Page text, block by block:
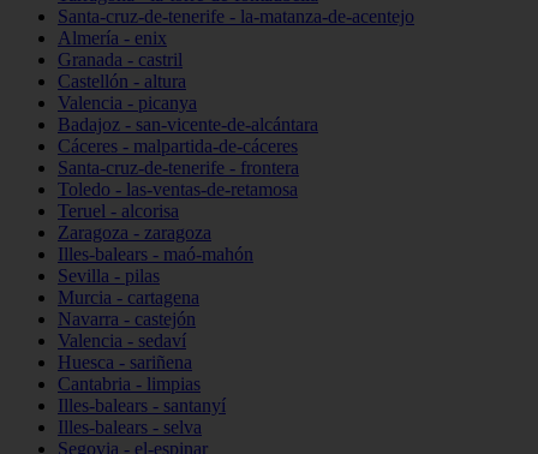
Santa-cruz-de-tenerife - la-matanza-de-acentejo
Almería - enix
Granada - castril
Castellón - altura
Valencia - picanya
Badajoz - san-vicente-de-alcántara
Cáceres - malpartida-de-cáceres
Santa-cruz-de-tenerife - frontera
Toledo - las-ventas-de-retamosa
Teruel - alcorisa
Zaragoza - zaragoza
Illes-balears - maó-mahón
Sevilla - pilas
Murcia - cartagena
Navarra - castejón
Valencia - sedaví
Huesca - sariñena
Cantabria - limpias
Illes-balears - santanyí
Illes-balears - selva
Segovia - el-espinar